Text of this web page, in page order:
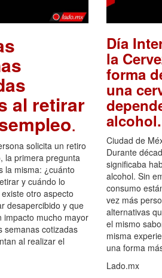
al retirar
.
solicita un retiro
la primera pregunta
la misma: ¿cuánto
y cuándo lo
otro aspecto
desapercibido y que
impacto mucho mayor
semanas cotizadas
al realizar el
Día
la
forma
una
alcohol.
Ciudad de
Durante
significaba
alcohol. Sin
consumo
vez más
alternativas
el mismo
misma
una forma
Lado.mx